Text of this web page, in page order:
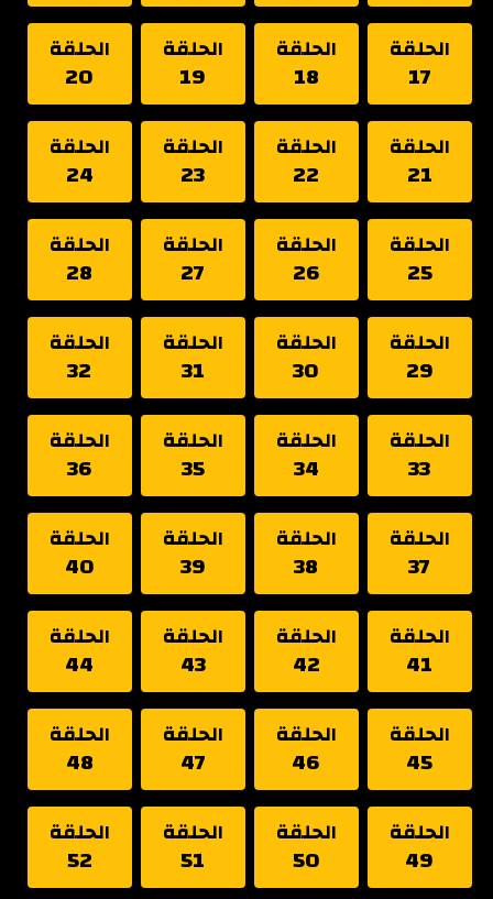
الحلقة
17
الحلقة
18
الحلقة
19
الحلقة
20
الحلقة
21
الحلقة
22
الحلقة
23
الحلقة
24
الحلقة
25
الحلقة
26
الحلقة
27
الحلقة
28
الحلقة
29
الحلقة
30
الحلقة
31
الحلقة
32
الحلقة
33
الحلقة
34
الحلقة
35
الحلقة
36
الحلقة
37
الحلقة
38
الحلقة
39
الحلقة
40
الحلقة
41
الحلقة
42
الحلقة
43
الحلقة
44
الحلقة
45
الحلقة
46
الحلقة
47
الحلقة
48
الحلقة
49
الحلقة
50
الحلقة
51
الحلقة
52